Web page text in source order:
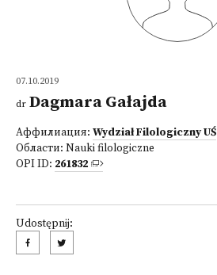
07.10.2019
dr Dagmara Gałajda
Аффилиация: Wydział Filologiczny UŚ
Области: Nauki filologiczne
OPI ID: 261832
Udostępnij: